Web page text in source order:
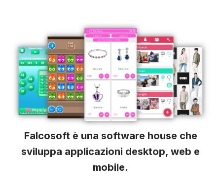
contenuto
Falcosoft è una software house che
sviluppa applicazioni desktop, web e
mobile.